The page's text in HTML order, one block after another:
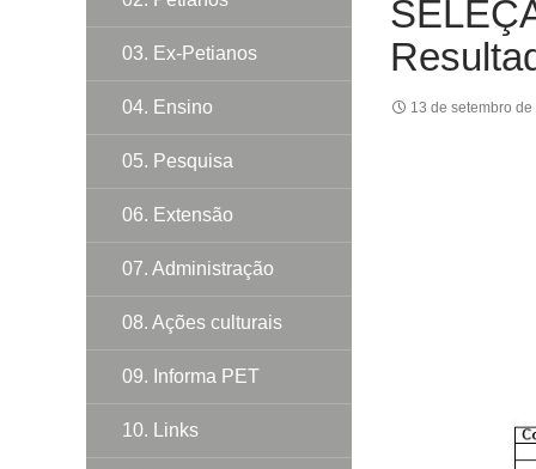
13 de setembro de
03. Ex-Petianos
04. Ensino
05. Pesquisa
06. Extensão
07. Administração
08. Ações culturais
09. Informa PET
10. Links